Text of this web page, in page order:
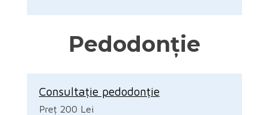
Pedodonție
Consultație pedodonție
Preț 200 Lei